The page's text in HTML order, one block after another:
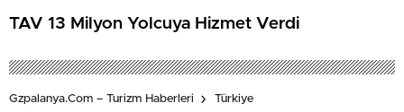
TAV 13 Milyon Yolcuya Hizmet Verdi
Gzpalanya.com – Turizm Haberleri Türkiye